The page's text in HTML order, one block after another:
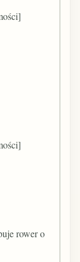
rower o